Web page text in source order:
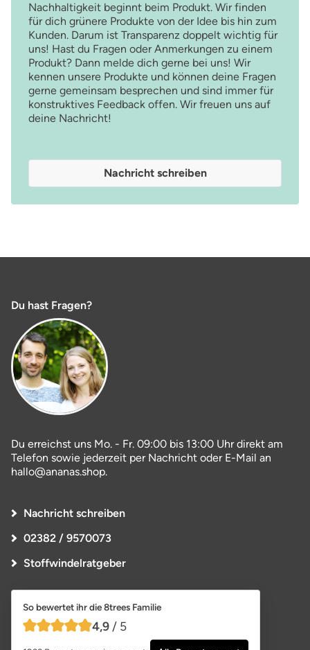
Nachhaltigkeit beginnt beim Produkt. Wir finden
für dich grünere Produkte von der Idee bis hin zum
Kunden. Darum ist Transparenz doppelt wichtig für
uns! Hast du Fragen oder Anmerkungen zu einem
Produkt? Dann melde dich gerne bei uns! Wir
kennen unsere Produkte und können deine Fragen
gerne gemeinsam besprechen und sind immer für
konstruktives Feedback offen. Wir freuen uns auf
deine Nachricht!
Nachricht schreiben
Du hast Fragen?
Du erreichst uns Mo. - Fr. 09:00 bis 13:00 Uhr direkt am
Telefon sowie jederzeit per Nachricht oder E-Mail an
hallo@ananas.shop.
Nachricht schreiben
02382 / 9570073
Stoffwindelratgeber
So bewertet ihr die 8trees Familie
4,9 von 5 Sternen
4,9 / 5